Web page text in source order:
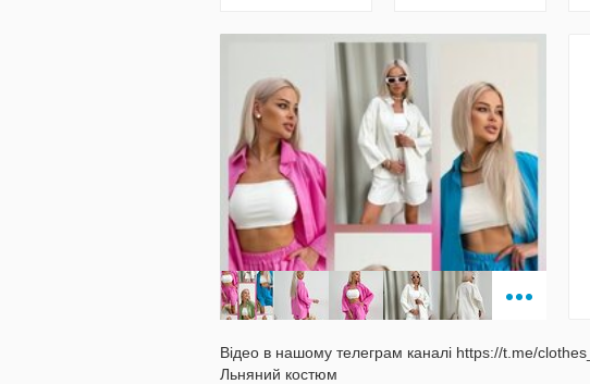
85468
костюм 7 85508
Відео в нашому телеграм каналі https://t.me/
Льняний костюм